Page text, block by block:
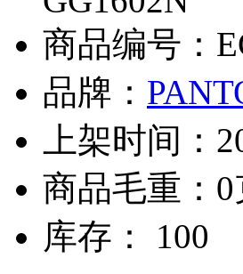
商品编号：
品牌：
上架时间：
商品毛重：0
库存： 100